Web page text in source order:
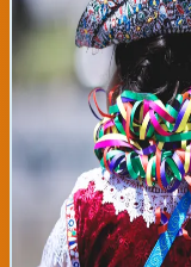
📍 Donostia El
cultural de la ciudad
diferentes orígenes.
fotografía, talleres
gratuita de múltiples
culturas, y espacios
de convivencia,
multiculturalidad. La
República y paseo
Participan
entidades vecinales y